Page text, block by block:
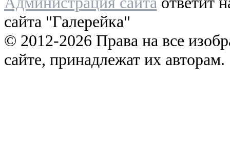
сайта "Галерейка"
© 2012-2026 Права на все
сайте, принадлежат их авторам.